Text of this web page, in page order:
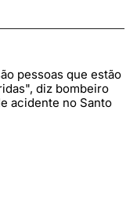
pessoas que estão
diz bombeiro
acidente no Santo